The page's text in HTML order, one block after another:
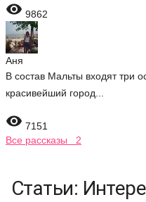
 9862
Аня
В состав Мальты входят три
красивейший город...
 7151
Все рассказы 2
Статьи: